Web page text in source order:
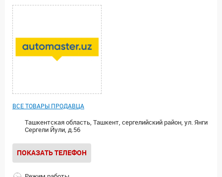
ВСЕ ТОВАРЫ ПРОДАВЦА
Ташкентская область, Ташкент, сергелийский район, ул. Янги
Сергели Йули, д.56
ПОКАЗАТЬ ТЕЛЕФОН